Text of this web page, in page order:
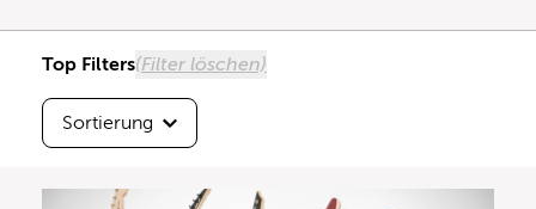
Top Filters(Filter löschen)
Sortierung
Neueste zuerst